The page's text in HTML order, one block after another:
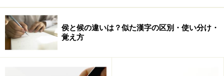
侯と候の違いは？似た漢字の区別・使い分け・
覚え方